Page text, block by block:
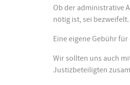
Ob der administrative
nötig ist, sei bezweifelt.
Eine eigene Gebühr
Wir sollten uns auch
Justizbeteiligten